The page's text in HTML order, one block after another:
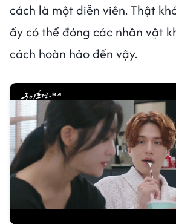
cách là một diễn viên. Thật
ấy có thể đóng các nhân vật
cách hoàn hảo đến vậy.